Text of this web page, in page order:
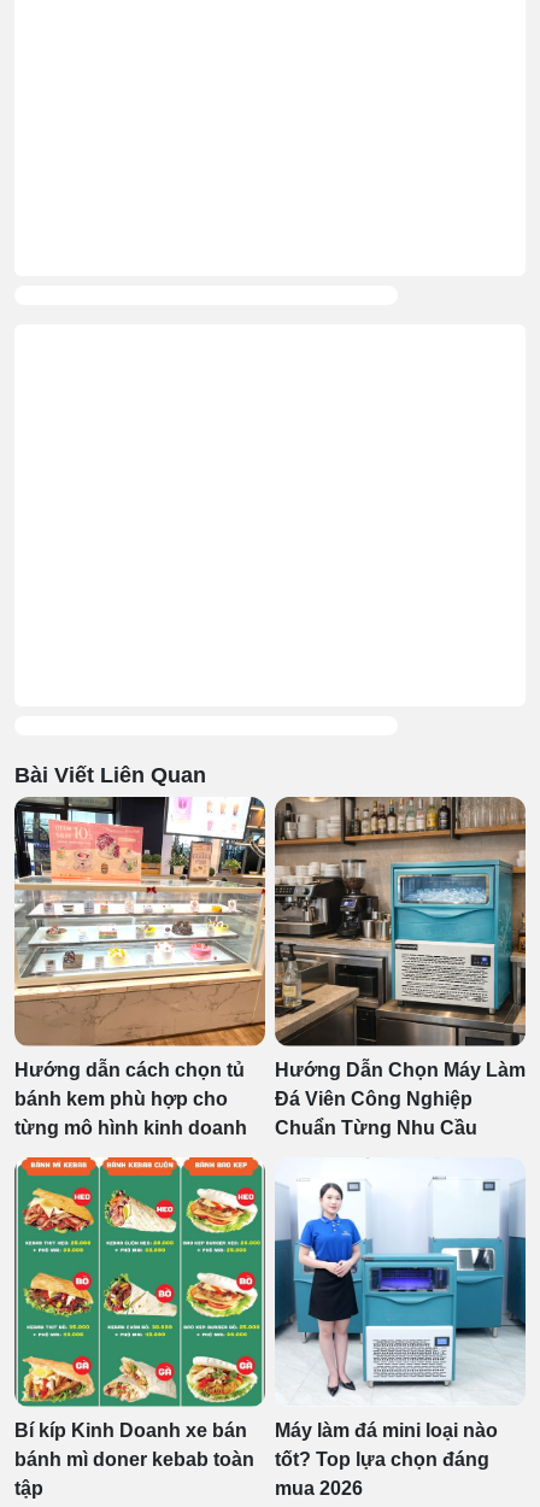
Bài Viết Liên Quan
Hướng dẫn cách chọn tủ
bánh kem phù hợp cho
từng mô hình kinh doanh
Hướng Dẫn Chọn Máy Làm
Đá Viên Công Nghiệp
Chuẩn Từng Nhu Cầu
Bí kíp Kinh Doanh xe bán
bánh mì doner kebab toàn
tập
Máy làm đá mini loại nào
tốt? Top lựa chọn đáng
mua 2026